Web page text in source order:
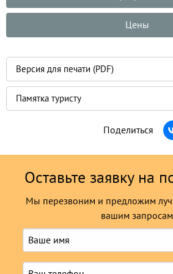
Цены
Версия для печати (PDF)
Памятка туристу
Поделиться
Оставьте заявку на
Мы перезвоним и предложим
вашим запросам